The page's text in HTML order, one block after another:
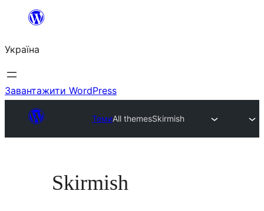
Перейти
вмісту
Україна
Завантажити WordPress
ТемиAll themesSkirmish
Skirmish